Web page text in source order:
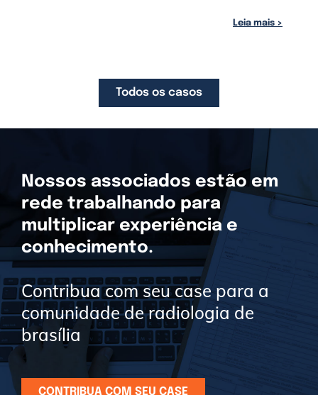
Leia mais >
Todos os casos
Nossos associados estão em
rede trabalhando para
multiplicar experiência e
conhecimento.
Contribua com seu case para a
comunidade de radiologia de
brasília
CONTRIBUA COM SEU CASE